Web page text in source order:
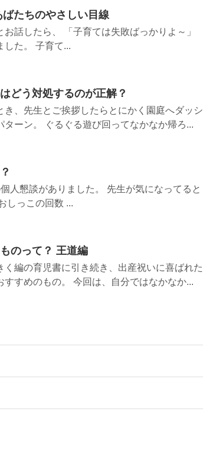
たちのやさしい目線
話したら、 「子育ては失敗ばっかりよ～」
した。 子育て...
どう対処するのが正解？
、先生とご挨拶したらとにかく園庭へダッシ
ターン。 ぐるぐる遊び回ってなかなか帰ろ...
人懇談がありました。 先生が気になってると
しっこの回数 ...
のって？ 王道編
編の育児書に引き続き、出産祝いに喜ばれた
すすめのもの。 今回は、自分ではなかなか...